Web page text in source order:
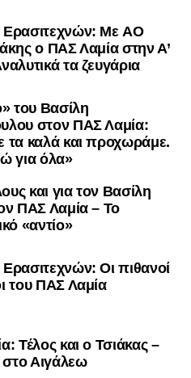
Με AO
ο ΠΑΣ Λαμία στην Α’
τα ζευγάρια
του Βασίλη
στον ΠΑΣ Λαμία:
τα καλά και προχωράμε.
για όλα»
και για τον Βασίλη
ΠΑΣ Λαμία – Το
«αντίο»
Οι πιθανοί
του ΠΑΣ Λαμία
Τέλος και ο Τσιάκας –
στο Αιγάλεω